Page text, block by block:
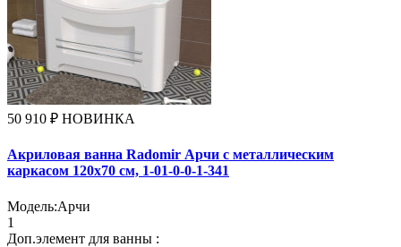
50 910 ₽ НОВИНКА
Акриловая ванна Radomir Арчи с металлическим
каркасом 120х70 см, 1-01-0-0-1-341
Модель:Арчи
1
Доп.элемент для ванны :